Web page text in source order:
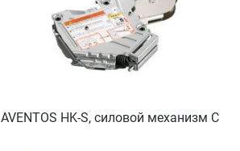
AVENTOS HK-S, силовой механизм С